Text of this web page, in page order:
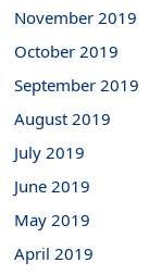
November 2019
October 2019
September 2019
August 2019
July 2019
June 2019
May 2019
April 2019